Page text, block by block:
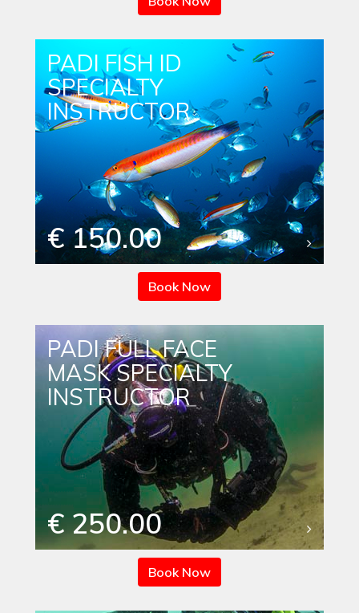
PADI FISH ID
SPECIALTY
INSTRUCTOR
€ 150.00
Book Now
PADI FULL FACE
MASK SPECIALTY
INSTRUCTOR
€ 250.00
Book Now